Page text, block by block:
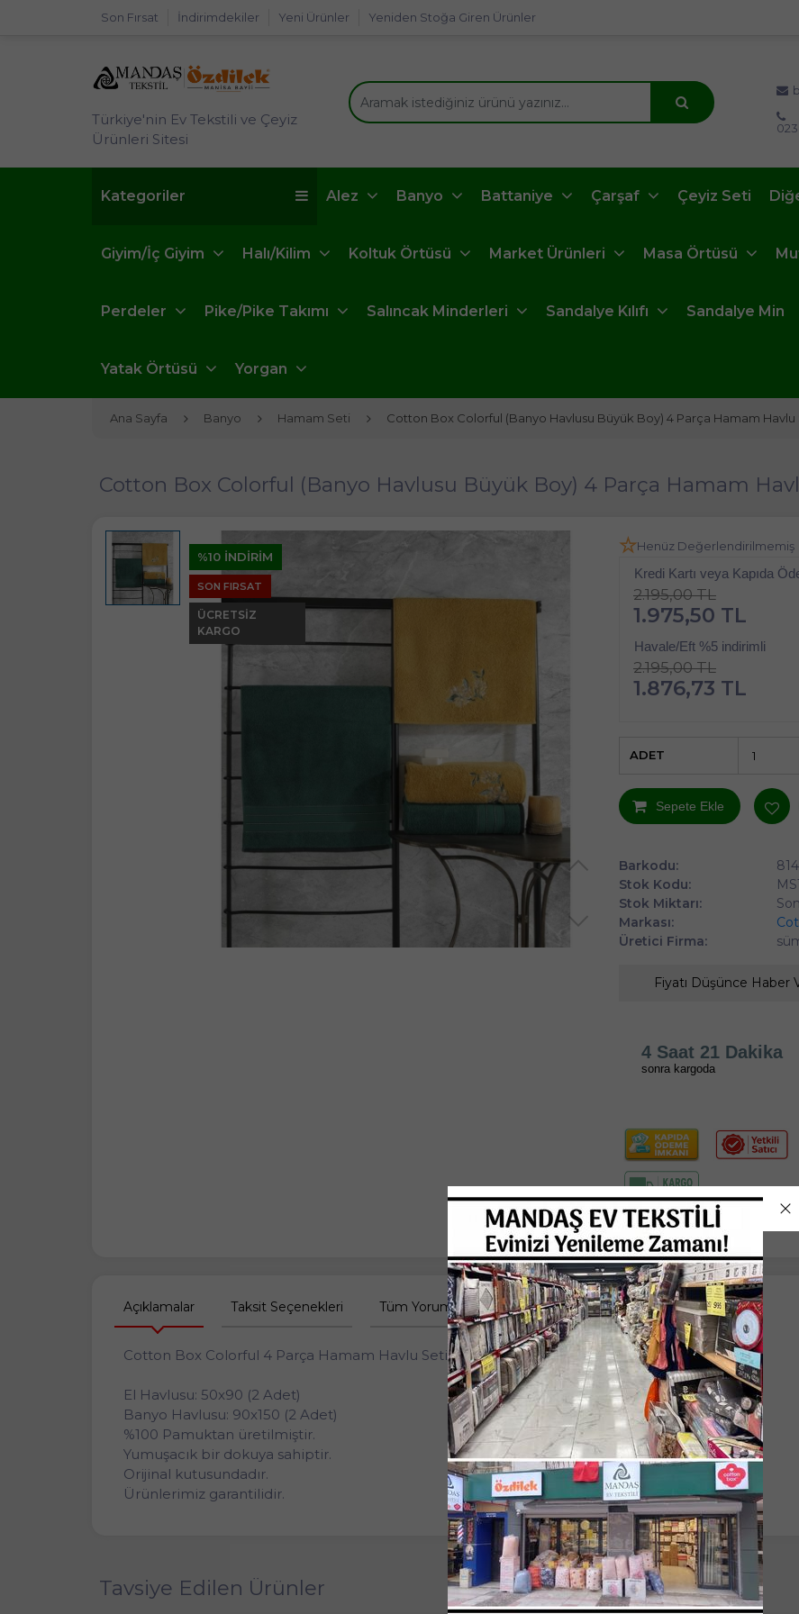
Son Fırsat İndirimdekiler Yeni Ürünler Yeniden Stoğa Giren Ürünler
Türkiye'nin Ev Tekstili ve Çeyiz
Ürünleri Sitesi
Kategoriler Alez Banyo Battaniye Çarşaf Çeyiz Seti
Giyim/İç Giyim Halı/Kilim Koltuk Örtüsü Market Ürünleri Masa Örtüsü
Perdeler Pike/Pike Takımı Salıncak Minderleri Sandalye Kılıfı Sandalye Min
Yatak Örtüsü Yorgan
Ana Sayfa Banyo Hamam Seti Cotton Box Colorful (Banyo Havlusu Büyük Boy) 4 Parça Hamam Havlu
Cotton Box Colorful (Banyo Havlusu Büyük Boy) 4 Parça Hamam
%10 İNDİRİM
SON FIRSAT
ÜCRETSIZ
KARGO
Henüz Değerlendirilmemiş
Kredi Kartı veya Kapıda
2.195,00 TL
1.975,50 TL
Havale/Eft %5 indirimli
2.195,00 TL
1.876,73 TL
ADET
Sepete Ekle
Barkodu:
Stok Kodu:
Stok Miktarı:
Markası:
Üretici Firma:
Fiyatı Düşünce Haber
4 Saat 21 Dakika
sonra kargoda
Açıklamalar Taksit Seçenekleri Tüm Yorumlar
Cotton Box Colorful 4 Parça Hamam Havlu Seti
El Havlusu: 50x90 (2 Adet)
Banyo Havlusu: 90x150 (2 Adet)
%100 Pamuktan üretilmiştir.
Yumuşacık bir dokuya sahiptir.
Orijinal kutusundadır.
Ürünlerimiz garantilidir.
Tavsiye Edilen Ürünler